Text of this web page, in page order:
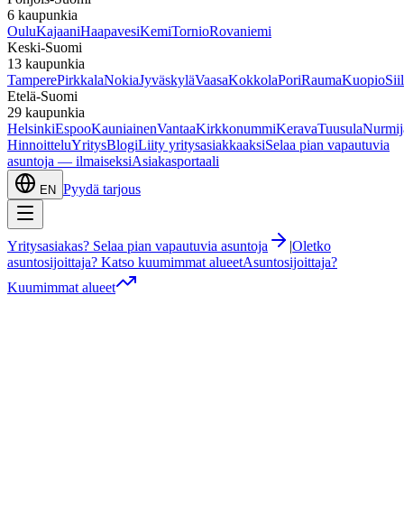
6 kaupunkia
OuluKajaaniHaapavesiKemiTornioRovaniemi
Keski-Suomi
13 kaupunkia
TamperePirkkalaNokiaJyväskyläVaasaKokkolaPoriRaumaKuopio
Etelä-Suomi
29 kaupunkia
HelsinkiEspooKauniainenVantaaKirkkonummiKeravaTuusula
HinnoitteluYritysBlogiLiity yritysasiakkaaksiSelaa pian vapautuvia
asuntoja — ilmaiseksiAsiakasportaali
EN Pyydä tarjous
Yritysasiakas? Selaa pian vapautuvia asuntoja |Oletko
asuntosijoittaja? Katso kuumimmat alueetAsuntosijoittaja?
Kuumimmat alueet